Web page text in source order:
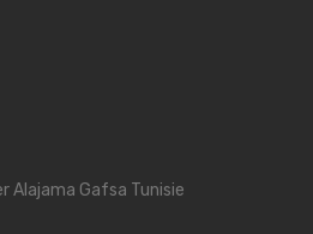
Alajama Gafsa Tunisie